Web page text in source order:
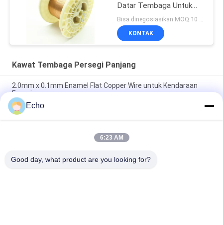
Datar Tembaga Untuk
Berliku
KONTAK
Kawat Tembaga Persegi Panjang
2.0mm x 0.1mm Enamel Flat Copper Wire untuk Kendaraan
Energi
Super 1.8mmx0.2mm UL AIW Lapisan Wire Tembaga Lapisan
Lapisan Untuk Motor
UEWH Kawat tembaga berenamel persegi panjang super tipis
Echo
6:23 AM
Good day, what product are you looking for?